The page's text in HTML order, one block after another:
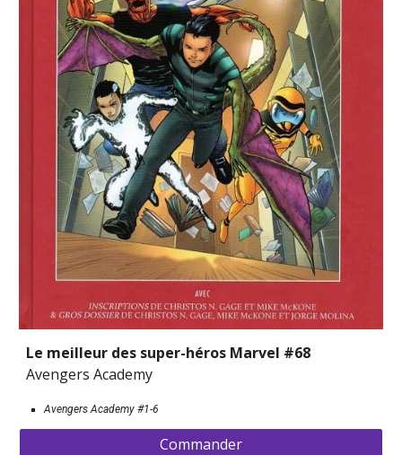
Le meilleur des super-h
Avengers Academy
Avengers Academy #1-6
Commander